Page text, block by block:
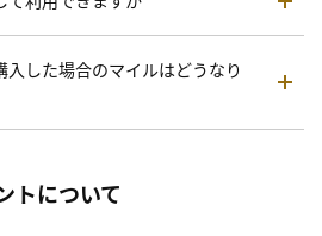
した場合のマイルはどうなり
トについて